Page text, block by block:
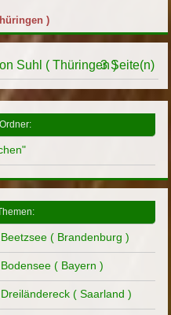
)
Suhl ( Thüringen )3 Seite(n)
( Brandenburg )
( Bayern )
( Saarland )